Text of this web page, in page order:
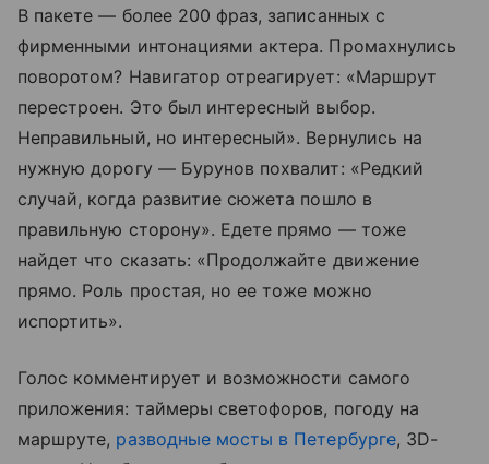
В пакете — более 200 фраз, записанных с
фирменными интонациями актера. Промахнулись
поворотом? Навигатор отреагирует: «Маршрут
перестроен. Это был интересный выбор.
Неправильный, но интересный». Вернулись на
нужную дорогу — Бурунов похвалит: «Редкий
случай, когда развитие сюжета пошло в
правильную сторону». Едете прямо — тоже
найдет что сказать: «Продолжайте движение
прямо. Роль простая, но ее тоже можно
испортить».
Голос комментирует и возможности самого
приложения: таймеры светофоров, погоду на
маршруте, разводные мосты в Петербурге, 3D-